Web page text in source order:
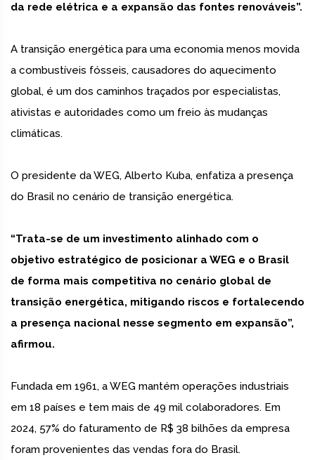
da rede elétrica e a expansão das fontes renováveis”.
A transição energética para uma economia menos movida
a combustíveis fósseis, causadores do aquecimento
global, é um dos caminhos traçados por especialistas,
ativistas e autoridades como um freio às mudanças
climáticas.
O presidente da WEG, Alberto Kuba, enfatiza a presença
do Brasil no cenário de transição energética.
“Trata-se de um investimento alinhado com o
objetivo estratégico de posicionar a WEG e o Brasil
de forma mais competitiva no cenário global de
transição energética, mitigando riscos e fortalecendo
a presença nacional nesse segmento em expansão”,
afirmou.
Fundada em 1961, a WEG mantém operações industriais
em 18 países e tem mais de 49 mil colaboradores. Em
2024, 57% do faturamento de R$ 38 bilhões da empresa
foram provenientes das vendas fora do Brasil.